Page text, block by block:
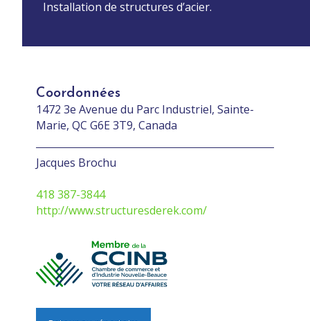
Installation de structures d’acier.
Coordonnées
1472 3e Avenue du Parc Industriel, Sainte-
Marie, QC G6E 3T9, Canada
Jacques Brochu
418 387-3844
http://www.structuresderek.com/